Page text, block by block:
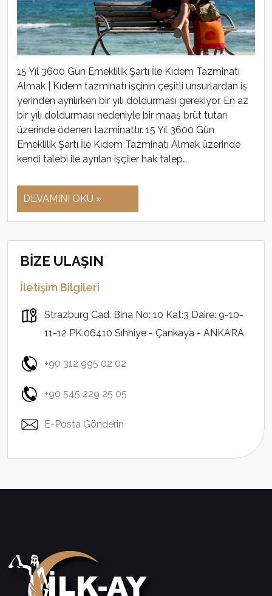
15 Yıl 3600 Gün Emeklilik Şartı İle Kıdem Tazminatı
Almak | Kıdem tazminatı işçinin çeşitli unsurlardan iş
yerinden ayrılırken bir yılı doldurması gerekiyor. En az
bir yılı doldurması nedeniyle bir maaş brüt tutarı
üzerinde ödenen tazminattır. 15 Yıl 3600 Gün
Emeklilik Şartı İle Kıdem Tazminatı Almak üzerinde
kendi talebi ile ayrılan işçiler hak talep…
DEVAMINI OKU »
BİZE ULAŞIN
İletişim Bilgileri
Strazburg Cad. Bina No: 10 Kat:3 Daire: 9-10-
11-12 PK:06410 Sıhhiye - Çankaya - ANKARA
+90 312 995 02 02
+90 545 229 25 05
E-Posta Gönderin